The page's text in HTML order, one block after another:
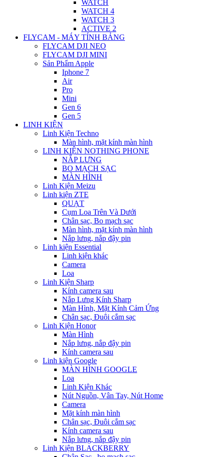
WATCH
WATCH 4
WATCH 3
ACTIVE 2
FLYCAM - MÁY TÍNH BẢNG
FLYCAM DJI NEO
FLYCAM DJI MINI
Sản Phẩm Apple
Iphone 7
Air
Pro
Mini
Gen 6
Gen 5
LINH KIỆN
Linh Kiện Techno
Màn hình, mặt kính màn hình
LINH KIỆN NOTHING PHONE
NẮP LƯNG
BO MẠCH SẠC
MÀN HÌNH
Linh Kiện Meizu
Linh kiện ZTE
QUẠT
Cụm Loa Trên Và Dưới
Chân sạc, Bo mạch sạc
Màn hình, mặt kính màn hình
Nắp lưng, nắp đậy pin
Linh kiện Essential
Linh kiện khác
Camera
Loa
Linh Kiện Sharp
Kính camera sau
Nắp Lưng Kính Sharp
Màn Hình, Mặt Kính Cảm Ứng
Chân sạc, Đuôi cắm sạc
Linh Kiện Honor
Màn Hình
Nắp lưng, nắp đậy pin
Kính camera sau
Linh kiện Google
MÀN HÌNH GOOGLE
Loa
Linh Kiện Khác
Nút Nguồn, Vân Tay, Nút Home
Camera
Mặt kính màn hình
Chân sạc, Đuôi cắm sạc
Kính camera sau
Nắp lưng, nắp đậy pin
Linh Kiện BLACKBERRY